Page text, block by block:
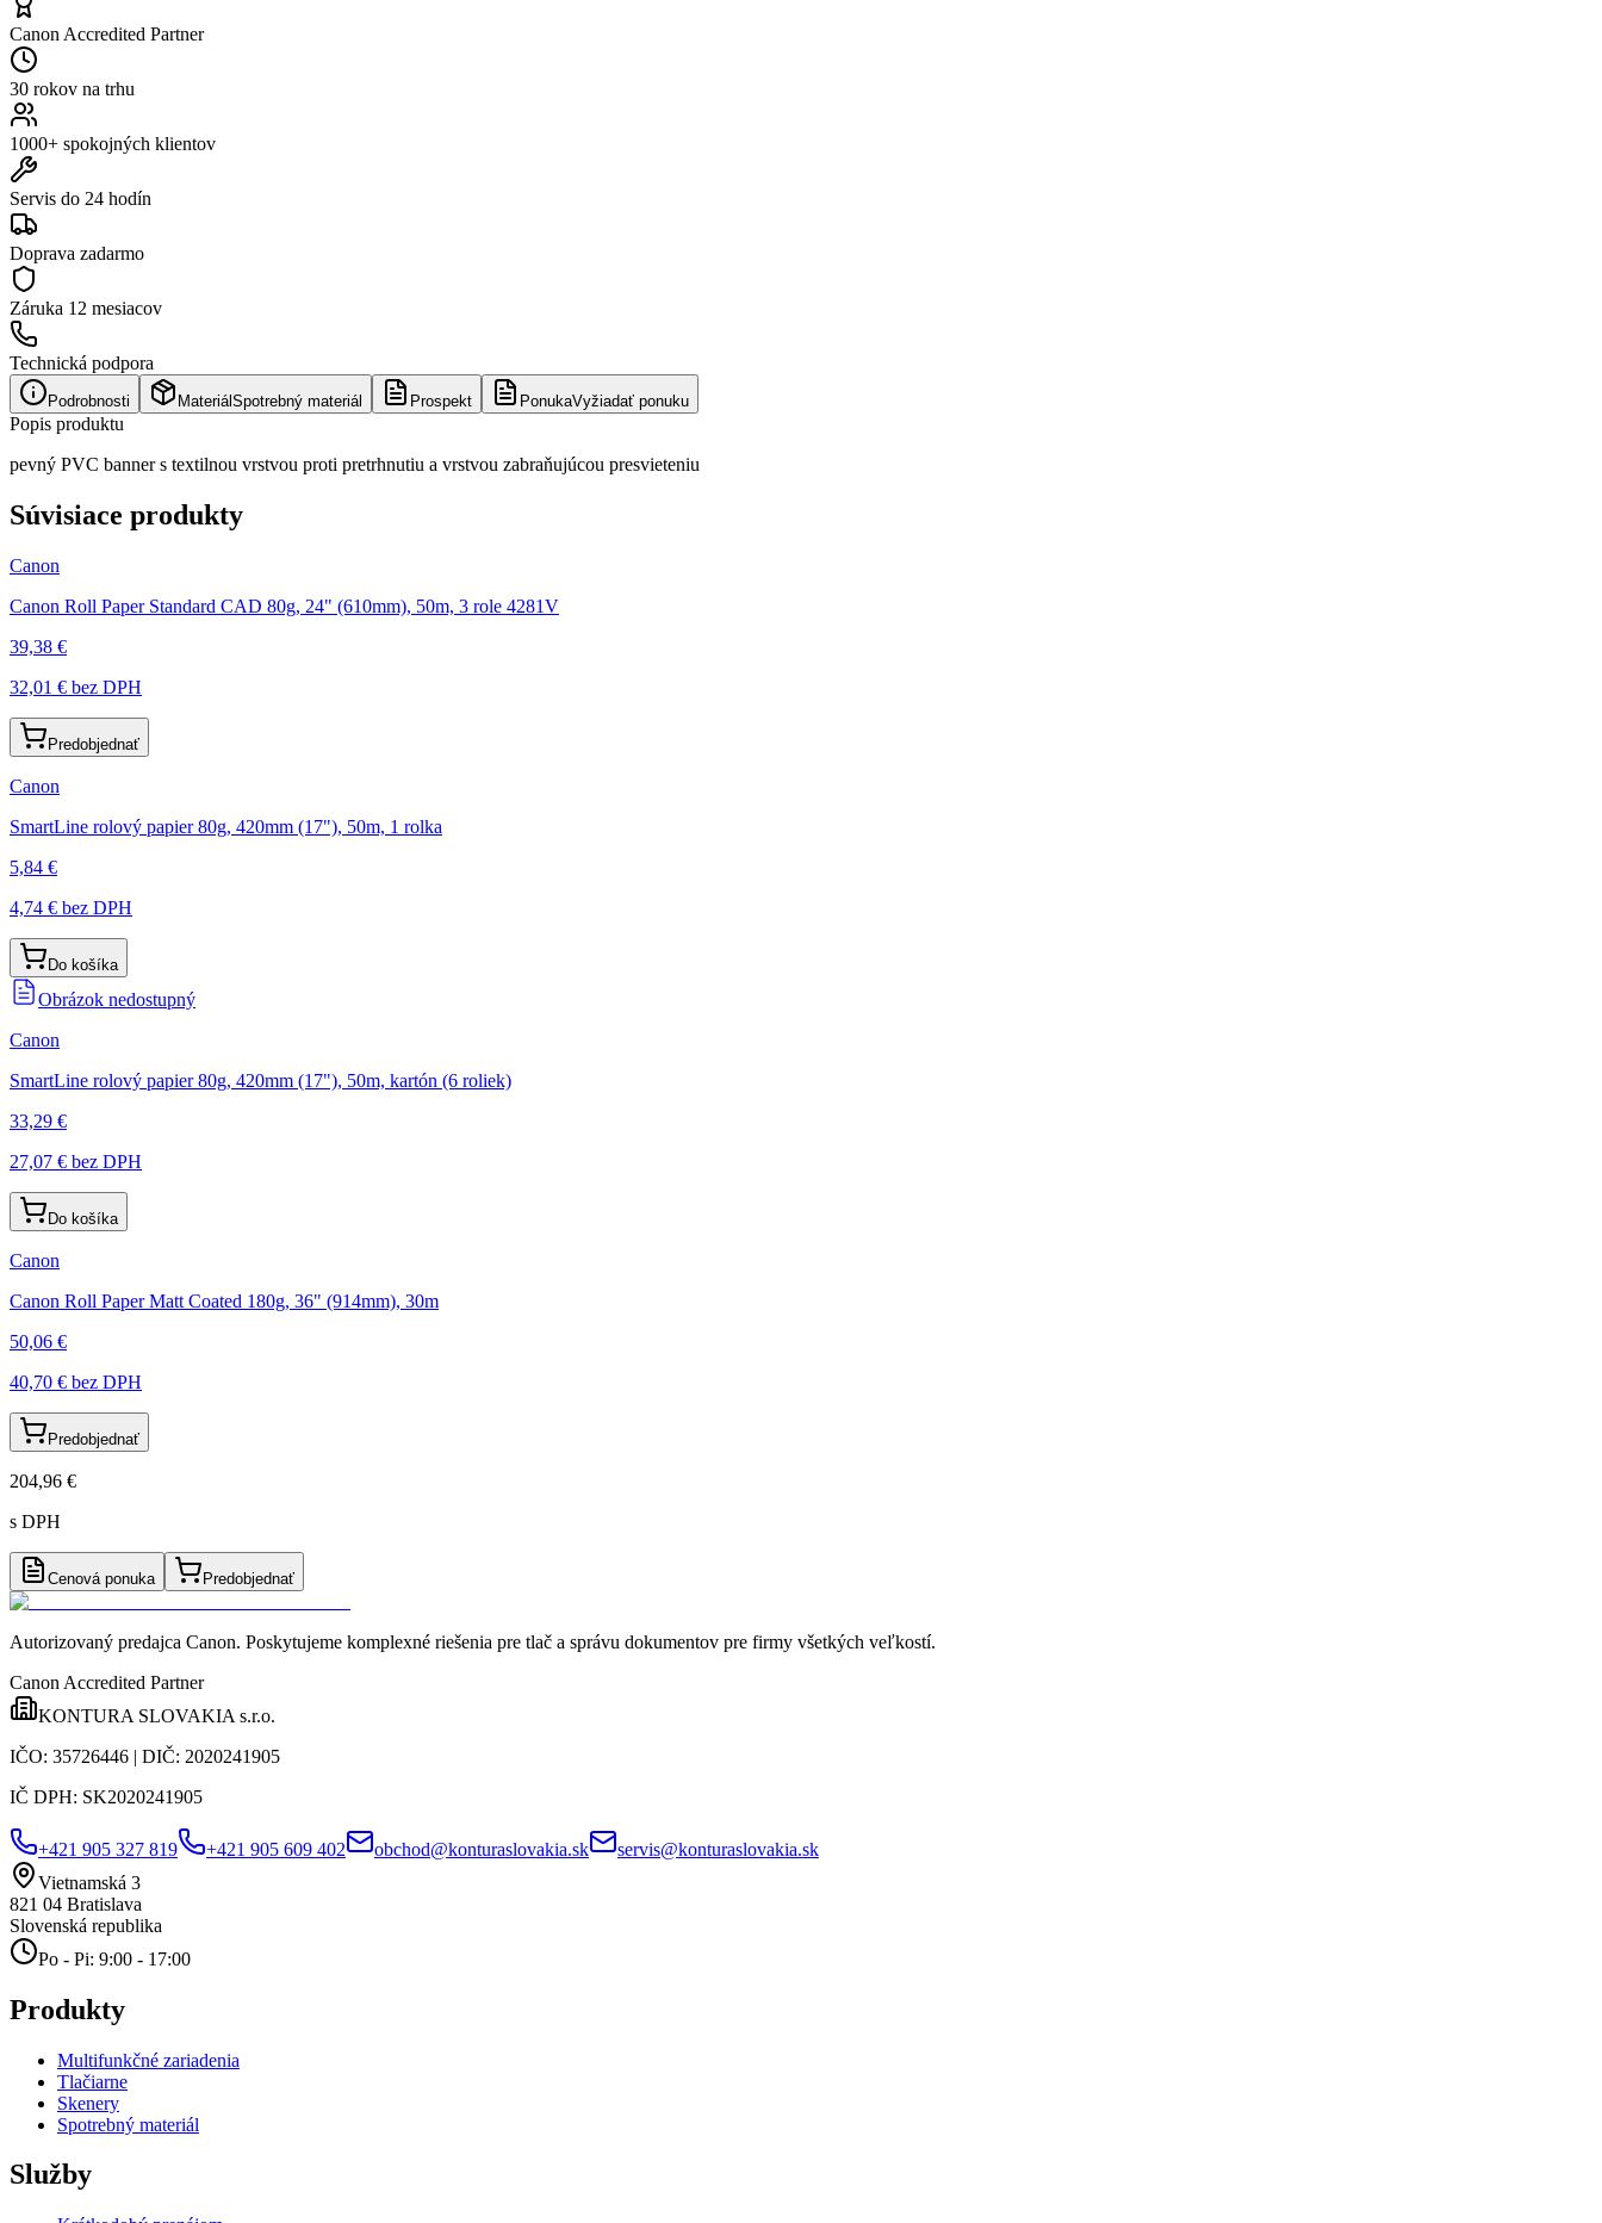
Canon Accredited Partner
30 rokov na trhu
1000+ spokojných klientov
Servis do 24 hodín
Doprava zadarmo
Záruka 12 mesiacov
Technická podpora
Podrobnosti Materiál Spotrebný materiál Prospekt PonukaVyžiadať ponuku
Popis produktu
pevný PVC banner s textilnou vrstvou proti pretrhnutiu a vrstvou zabraňujúcou presvieteniu
Súvisiace produkty
Canon
Canon Roll Paper Standard CAD 80g, 24" (610mm), 50m, 3 role 4281V
39,38 €
32,01 € bez DPH
Predobjednať
Canon
SmartLine rolový papier 80g, 420mm (17"), 50m, 1 rolka
5,84 €
4,74 € bez DPH
Do košíka
Obrázok nedostupný
Canon
SmartLine rolový papier 80g, 420mm (17"), 50m, kartón (6 roliek)
33,29 €
27,07 € bez DPH
Do košíka
Canon
Canon Roll Paper Matt Coated 180g, 36" (914mm), 30m
50,06 €
40,70 € bez DPH
Predobjednať
204,96 €
s DPH
Cenová ponuka Predobjednať
Autorizovaný predajca Canon. Poskytujeme komplexné riešenia pre tlač a správu dokumentov pre firmy všetkých veľkostí.
Canon Accredited Partner
KONTURA SLOVAKIA s.r.o.
IČO: 35726446 | DIČ: 2020241905
IČ DPH: SK2020241905
+421 905 327 819 +421 905 609 402 obchod@konturaslovakia.sk
servis@konturaslovakia.sk
Vietnamská 3
821 04 Bratislava
Slovenská republika
Po - Pi: 9:00 - 17:00
Produkty
Multifunkčné zariadenia
Tlačiarne
Skenery
Spotrebný materiál
Služby